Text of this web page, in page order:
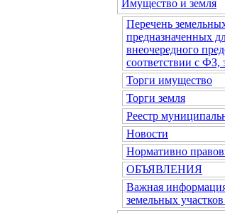
Имущество и земля
Перечень
предназначенных
внеочередного
соответствии с ФЗ,
Торги имущество
Торги земля
Реестр
Новости
Нормативно
ОБЪЯВЛЕНИЯ
Важная
земельных